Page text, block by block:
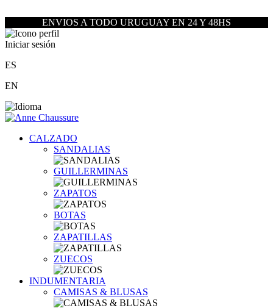
ENVIOS A TODO URUGUAY EN 24 Y 48HS
Iniciar sesión
ES
EN
CALZADO
SANDALIAS
GUILLERMINAS
ZAPATOS
BOTAS
ZAPATILLAS
ZUECOS
INDUMENTARIA
CAMISAS & BLUSAS